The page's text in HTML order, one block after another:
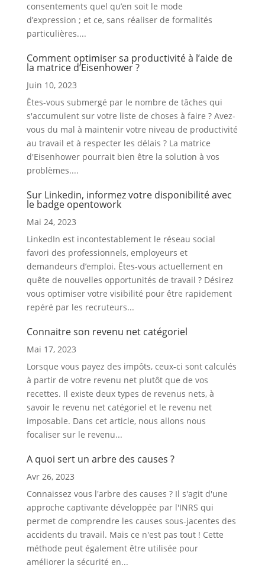
consentements quel qu’en soit le mode
d’expression ; et ce, sans réaliser de formalités
particulières....
Comment optimiser sa productivité à l’aide de
la matrice d’Eisenhower ?
Juin 10, 2023
Êtes-vous submergé par le nombre de tâches qui
s'accumulent sur votre liste de choses à faire ? Avez-
vous du mal à maintenir votre niveau de productivité
au travail et à respecter les délais ? La matrice
d'Eisenhower pourrait bien être la solution à vos
problèmes....
Sur Linkedin, informez votre disponibilité avec
le badge opentowork
Mai 24, 2023
LinkedIn est incontestablement le réseau social
favori des professionnels, employeurs et
demandeurs d’emploi. Êtes-vous actuellement en
quête de nouvelles opportunités de travail ? Désirez
vous optimiser votre visibilité pour être rapidement
repéré par les recruteurs...
Connaitre son revenu net catégoriel
Mai 17, 2023
Lorsque vous payez des impôts, ceux-ci sont calculés
à partir de votre revenu net plutôt que de vos
recettes. Il existe deux types de revenus nets, à
savoir le revenu net catégoriel et le revenu net
imposable. Dans cet article, nous allons nous
focaliser sur le revenu...
A quoi sert un arbre des causes ?
Avr 26, 2023
Connaissez vous l'arbre des causes ? Il s'agit d'une
approche captivante développée par l'INRS qui
permet de comprendre les causes sous-jacentes des
accidents du travail. Mais ce n'est pas tout ! Cette
méthode peut également être utilisée pour
améliorer la sécurité en...